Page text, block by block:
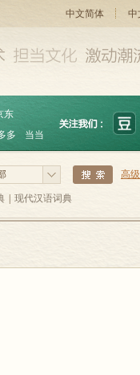
中文简体 中
东
多 当当
高
现代汉语词典